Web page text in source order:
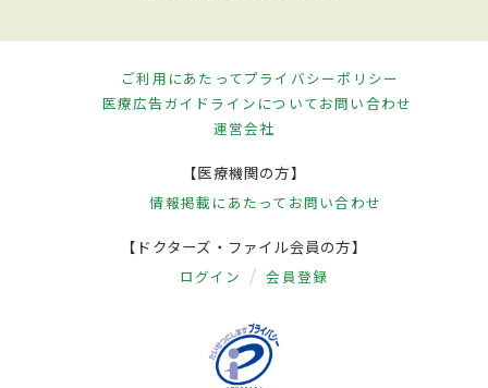
ご利用にあたってプライバシーポリシー
医療広告ガイドラインについてお問い合わせ
運営会社
【医療機関の方】
情報掲載にあたって お問い合わせ
【ドクターズ・ファイル会員の方】
ログイン 会員登録